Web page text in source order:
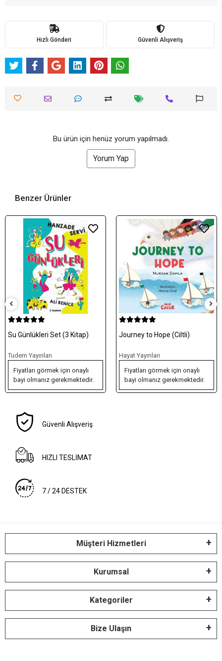
Hızlı Gönderi Güvenli Alışveriş
Bu ürün için henüz yorum yapılmadı.
Yorum Yap
Benzer Ürünler
Su Günlükleri Set (3 Kitap)
Tudem Yayınları
Fiyatları görmek için onaylı
bayi olmanız gerekmektedir.
Journey to Hope (Ciltli)
Hayat Yayınları
Fiyatları görmek için onaylı
bayi olmanız gerekmektedir.
Güvenli Alışveriş
HIZLI TESLİMAT
7 / 24 DESTEK
Müşteri Hizmetleri
Kurumsal
Kategoriler
Bize Ulaşın